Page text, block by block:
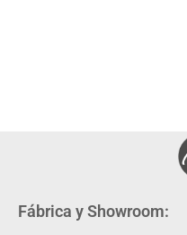
Fábrica y Showroom: